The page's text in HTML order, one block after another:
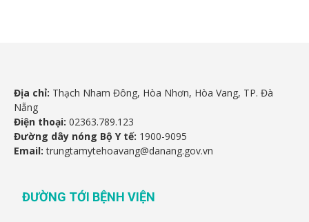
Địa chỉ: Thạch Nham Đông, Hòa Nhơn, Hòa Vang, TP. Đà
Nẵng
Điện thoại: 02363.789.123
Đường dây nóng Bộ Y tế: 1900-9095
Email: trungtamytehoavang@danang.gov.vn
ĐƯỜNG TỚI BỆNH VIỆN